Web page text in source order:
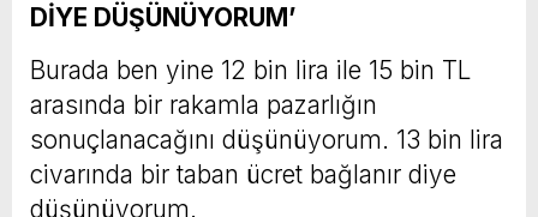
DİYE DÜŞÜNÜYORUM’
Burada ben yine 12 bin lira ile 15 bin TL
arasında bir rakamla pazarlığın
sonuçlanacağını düşünüyorum. 13 bin lira
civarında bir taban ücret bağlanır diye
düşünüyorum.